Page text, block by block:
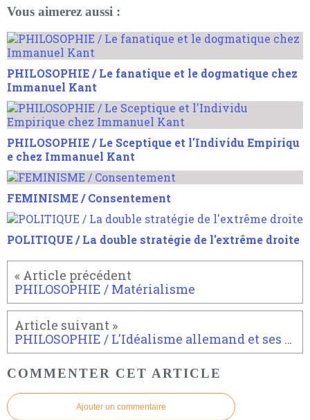
Vous aimerez aussi :
PHILOSOPHIE / Le fanatique et le dogmatique chez
Immanuel Kant
PHILOSOPHIE / Le Sceptique et l'Individu Empiriqu
e chez Immanuel Kant
FEMINISME / Consentement
POLITIQUE / La double stratégie de l'extrême droite
PHILOSOPHIE / Matérialisme
PHILOSOPHIE / L'Idéalisme allemand et ses réponses au problème de l'âme ou problème psychophysique
COMMENTER CET ARTICLE
Ajouter un commentaire